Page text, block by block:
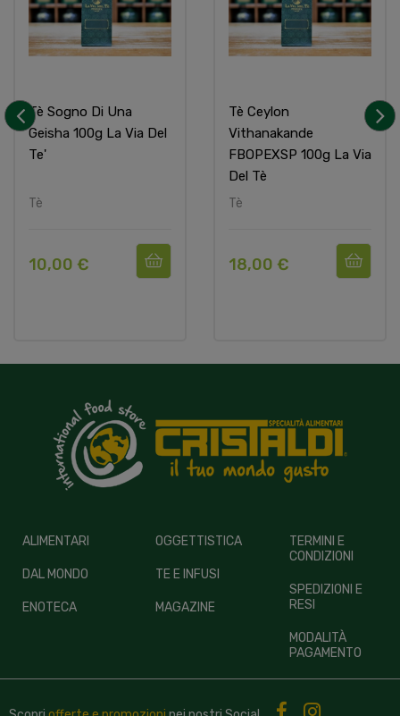
Tè Sogno Di Una
Geisha 100g La Via Del
Te'
Tè
10,00 €
Tè Ceylon
Vithanakande
FBOPEXSP 100g La Via
Del Tè
Tè
18,00 €
ALIMENTARI
DAL MONDO
ENOTECA
OGGETTISTICA
TE E INFUSI
MAGAZINE
TERMINI E
CONDIZIONI
SPEDIZIONI E
RESI
MODALITÀ
PAGAMENTO